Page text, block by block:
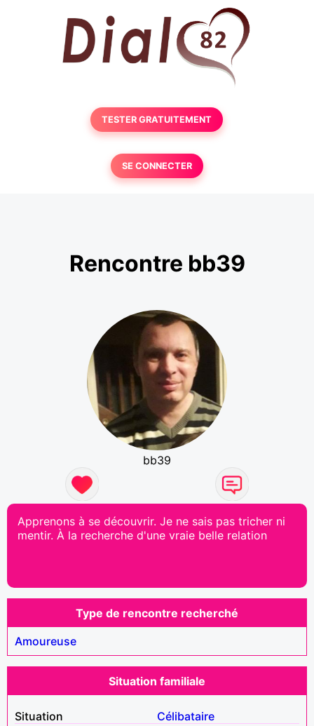
TESTER GRATUITEMENT
SE CONNECTER
Rencontre bb39
bb39
Apprenons à se découvrir. Je ne sais pas tricher ni
mentir. À la recherche d'une vraie belle relation
Type de rencontre recherché
Amoureuse
Situation familiale
Situation
Célibataire